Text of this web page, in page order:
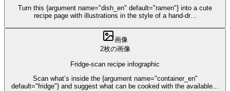
Turn this {argument name="dish_en" default="ramen"} into a cute
recipe page with illustrations in the style of a hand-dr...
画像
2枚の画像
Fridge-scan recipe infographic
Scan what’s inside the {argument name="container_en"
default="fridge"} and suggest what can be cooked with the available...